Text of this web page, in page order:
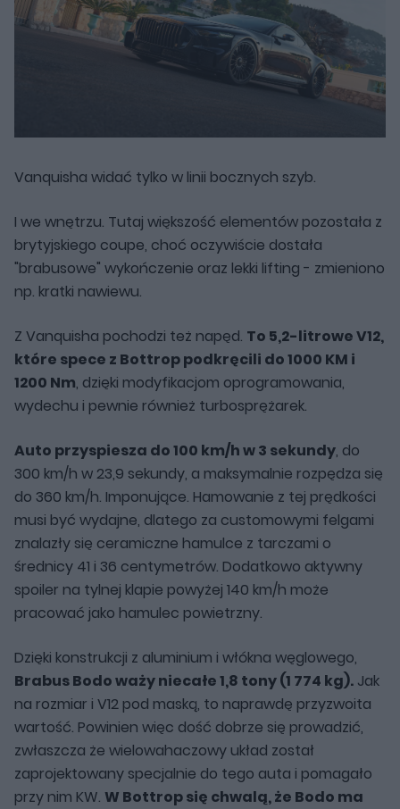
Vanquisha widać tylko w linii bocznych szyb.
I we wnętrzu. Tutaj większość elementów pozostała z
brytyjskiego coupe, choć oczywiście dostała
"brabusowe" wykończenie oraz lekki lifting - zmieniono
np. kratki nawiewu.
Z Vanquisha pochodzi też napęd. To 5,2-litrowe V12,
które spece z Bottrop podkręcili do 1000 KM i
1200 Nm, dzięki modyfikacjom oprogramowania,
wydechu i pewnie również turbosprężarek.
Auto przyspiesza do 100 km/h w 3 sekundy, do
300 km/h w 23,9 sekundy, a maksymalnie rozpędza się
do 360 km/h. Imponujące. Hamowanie z tej prędkości
musi być wydajne, dlatego za customowymi felgami
znalazły się ceramiczne hamulce z tarczami o
średnicy 41 i 36 centymetrów. Dodatkowo aktywny
spoiler na tylnej klapie powyżej 140 km/h może
pracować jako hamulec powietrzny.
Dzięki konstrukcji z aluminium i włókna węglowego,
Brabus Bodo waży niecałe 1,8 tony (1 774 kg). Jak
na rozmiar i V12 pod maską, to naprawdę przyzwoita
wartość. Powinien więc dość dobrze się prowadzić,
zwłaszcza że wielowahaczowy układ został
zaprojektowany specjalnie do tego auta i pomagało
przy nim KW. W Bottrop się chwalą, że Bodo ma